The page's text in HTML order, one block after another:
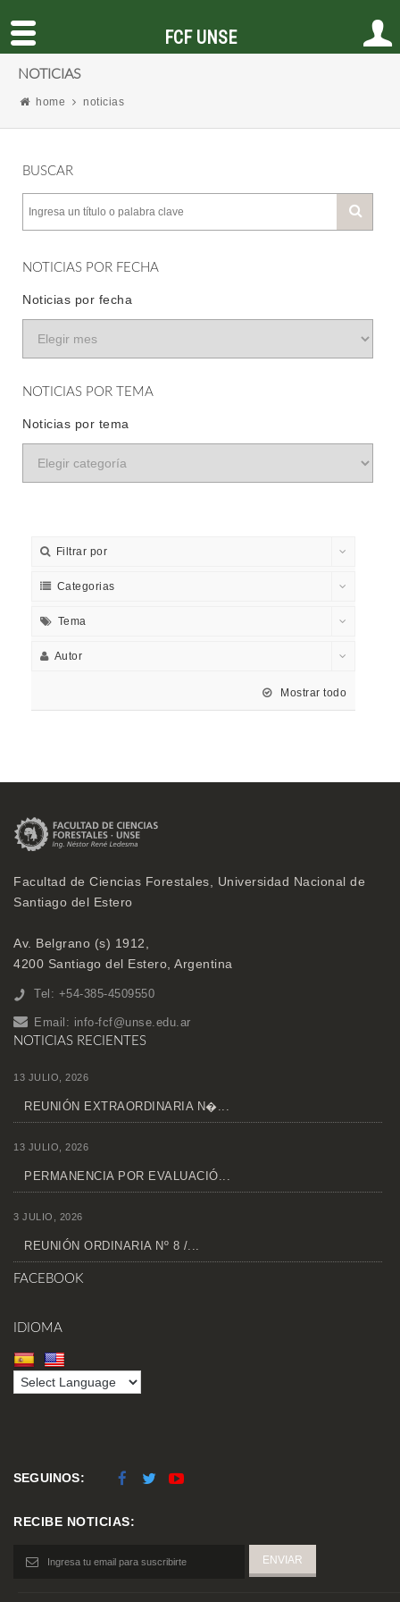
NOTICIAS
home noticias
BUSCAR
NOTICIAS POR FECHA
Noticias por fecha
NOTICIAS POR TEMA
Noticias por tema
Filtrar por
Categorias
Tema
Autor
Mostrar todo
Facultad de Ciencias Forestales, Universidad Nacional de
Santiago del Estero
Av. Belgrano (s) 1912,
4200 Santiago del Estero, Argentina
Tel: +54-385-4509550
Email: info-fcf@unse.edu.ar
NOTICIAS RECIENTES
13 JULIO, 2026
REUNIÓN EXTRAORDINARIA N�...
13 JULIO, 2026
PERMANENCIA POR EVALUACIÓ...
3 JULIO, 2026
REUNIÓN ORDINARIA Nº 8 /...
FACEBOOK
IDIOMA
SEGUINOS:
RECIBE NOTICIAS:
FCF UNSE